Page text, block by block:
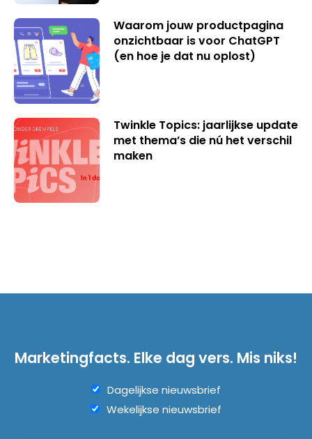
Waarom jouw productpagina
onzichtbaar is voor ChatGPT
(en hoe je dat nu oplost)
Twinkle Topics: jaarlijkse update
met thema’s die nú het verschil
maken
Marketingfacts. Elke dag vers. Mis niks!
Dagelijkse nieuwsbrief
Wekelijkse nieuwsbrief